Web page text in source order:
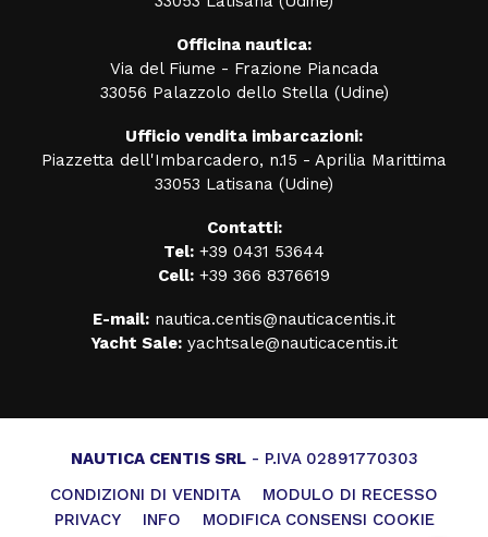
Officina nautica:
Via del Fiume - Frazione Piancada
33056 Palazzolo dello Stella (Udine)
Ufficio vendita imbarcazioni:
Piazzetta dell'Imbarcadero, n.15 - Aprilia Marittima
33053 Latisana (Udine)
Contatti:
Tel: +39 0431 53644
Cell: +39 366 8376619
E-mail: nautica.centis@nauticacentis.it
Yacht Sale: yachtsale@nauticacentis.it
NAUTICA CENTIS SRL- P.IVA 02891770303
CONDIZIONI DI VENDITA
MODULO DI RECESSO
PRIVACY
INFO
MODIFICA CONSENSI COOKIE